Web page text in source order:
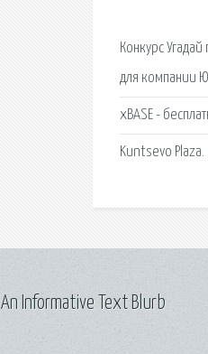
Конкурс
для компании
xBASE -
Kuntsevo Plaza.
An Informative Text Blurb